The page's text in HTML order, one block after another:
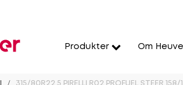
Produkter Om
315/80R22.5 PIRELLI R02 PROFUEL STEER